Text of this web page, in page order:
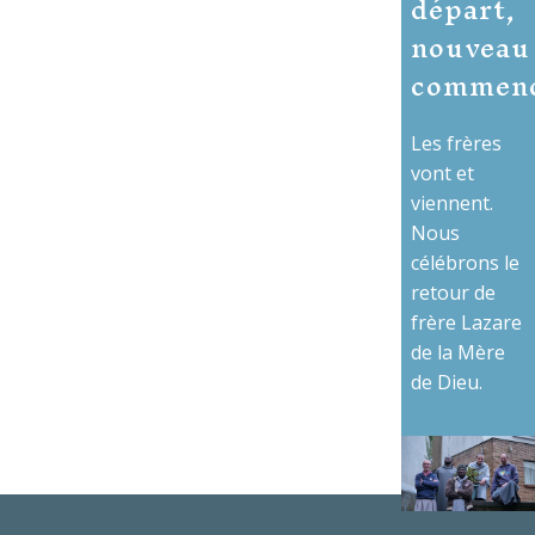
nouveau
Les frères
vont et
viennent.
Nous
célébrons le
retour de
frère Lazare
de la Mère
de Dieu.